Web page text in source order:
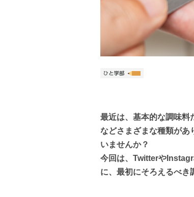
最近は、基本的な調味料
などさまざまな種類があ
いませんか？
今回は、Twitterや
に、最初にそろえるべき